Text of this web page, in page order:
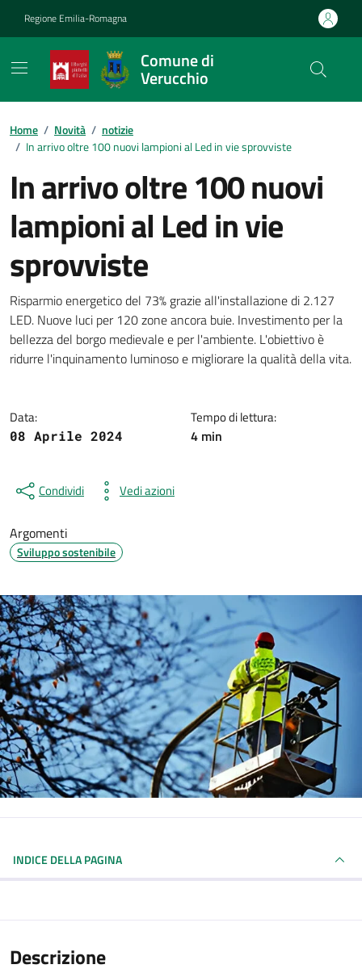
Regione Emilia-Romagna
Comune di
Verucchio
Contenuti in evidenza
Home / Novità / notizie
/ In arrivo oltre 100 nuovi lampioni al Led in vie sprovviste
In arrivo oltre 100 nuovi
lampioni al Led in vie
sprovviste
Dettagli della notizia
Risparmio energetico del 73% grazie all'installazione di 2.127
LED. Nuove luci per 120 zone ancora buie. Investimento per la
bellezza del borgo medievale e per l'ambiente. L'obiettivo è
ridurre l'inquinamento luminoso e migliorare la qualità della vita.
Data:
08 Aprile 2024
Tempo di lettura:
4 min
Condividi Vedi azioni
Argomenti
Sviluppo sostenibile
INDICE DELLA PAGINA
Descrizione